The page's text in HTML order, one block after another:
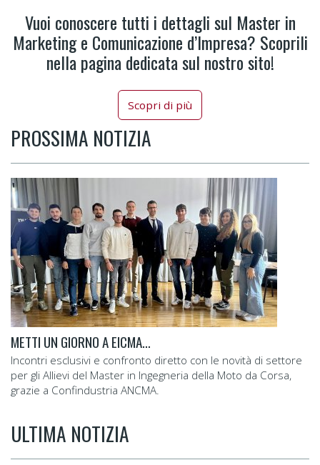
Vuoi conoscere tutti i dettagli sul Master in
Marketing e Comunicazione d’Impresa? Scoprili
nella pagina dedicata sul nostro sito!
Scopri di più
PROSSIMA NOTIZIA
METTI UN GIORNO A EICMA…
Incontri esclusivi e confronto diretto con le novità di settore
per gli Allievi del Master in Ingegneria della Moto da Corsa,
grazie a Confindustria ANCMA.
ULTIMA NOTIZIA